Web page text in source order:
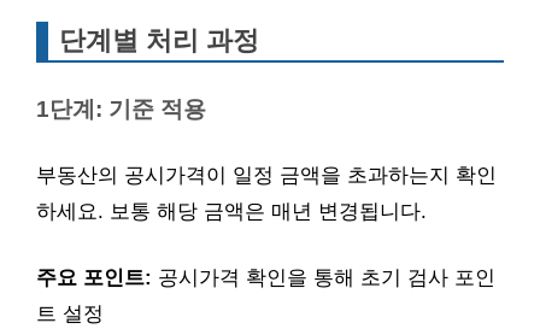
단계별 처리 과정
1단계: 기준 적용
부동산의 공시가격이 일정 금액을 초과하는지 확인
하세요. 보통 해당 금액은 매년 변경됩니다.
주요 포인트: 공시가격 확인을 통해 초기 검사 포인
트 설정